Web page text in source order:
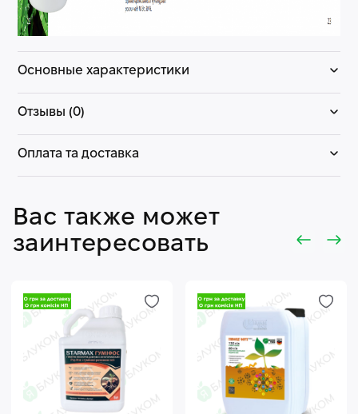
Основные характеристики
Отзывы (0)
Оплата та доставка
Вас также может
заинтересовать